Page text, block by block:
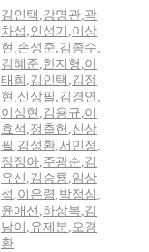
김인택 ,강명관,곽
차섭 ,인성기 ,이상
현 ,손성준,김종수,
김혜준,한지형 ,이
태희 ,김인택 ,김정
현 ,신상필 ,김경연 ,
이상현 ,김용규,이
효석 ,정출헌 ,신상
필 ,김성환,서민정 ,
장정아,주광순,김
유신 ,김승룡,임상
석 ,이은령 ,박정심 ,
윤애선 ,하상복,김
남이 ,유제분,오경
환